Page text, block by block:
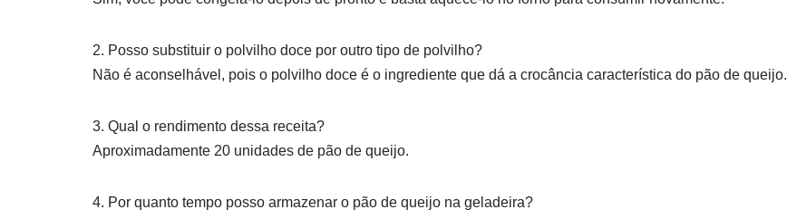
2. Posso substituir o polvilho doce por outro tipo de polvilho?
Não é aconselhável, pois o polvilho doce é o ingrediente que dá a crocância característica do pão de queijo.
3. Qual o rendimento dessa receita?
Aproximadamente 20 unidades de pão de queijo.
4. Por quanto tempo posso armazenar o pão de queijo na geladeira?